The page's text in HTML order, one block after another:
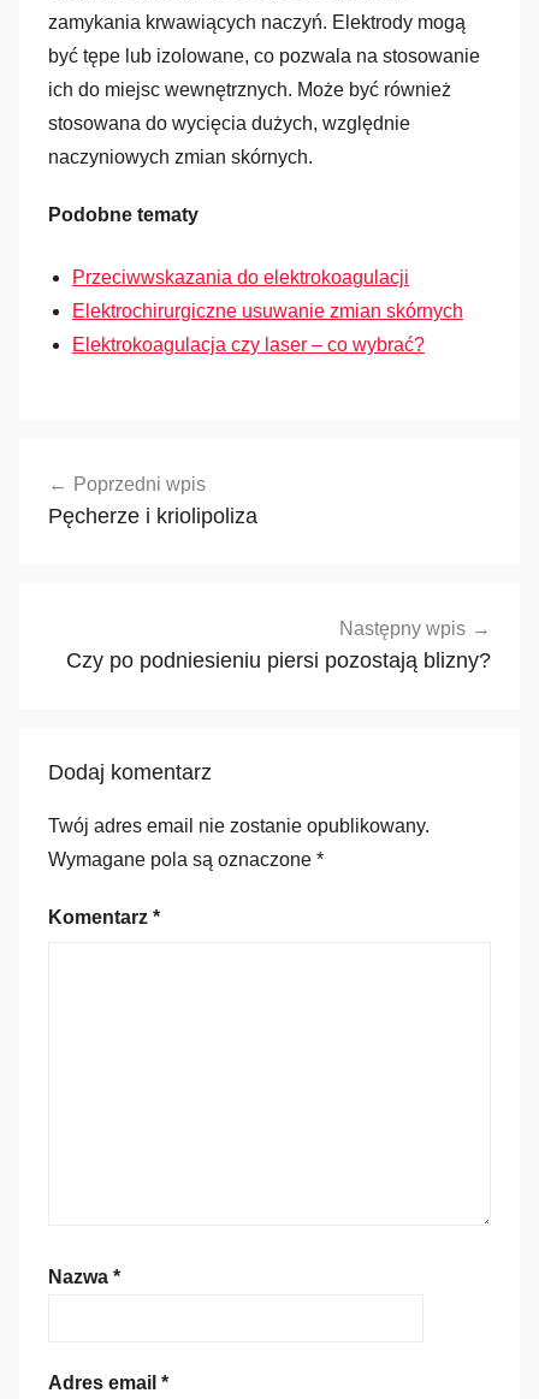
zamykania krwawiących naczyń. Elektrody mogą
być tępe lub izolowane, co pozwala na stosowanie
ich do miejsc wewnętrznych. Może być również
stosowana do wycięcia dużych, względnie
naczyniowych zmian skórnych.
Podobne tematy
Przeciwwskazania do elektrokoagulacji
Elektrochirurgiczne usuwanie zmian skórnych
Elektrokoagulacja czy laser – co wybrać?
wpisu
Poprzedni wpis
Pęcherze i kriolipoliza
Następny wpis
Czy po podniesieniu piersi pozostają blizny?
Dodaj komentarz
Twój adres email nie zostanie opublikowany.
Wymagane pola są oznaczone *
Komentarz *
Nazwa *
Adres email *